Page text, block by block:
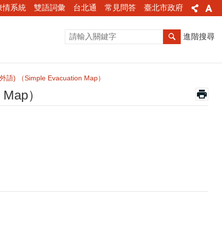
情系統 雙語詞彙 台北通 常見問答 臺北市政府
進階搜尋
語) （Simple Evacuation Map）
）